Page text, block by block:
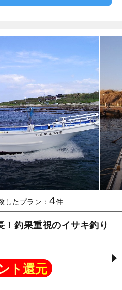
したプラン：4件
！釣果重視のイサキ釣り
ト還元